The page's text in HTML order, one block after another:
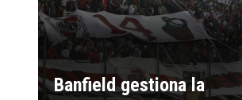
Banfield gestiona la